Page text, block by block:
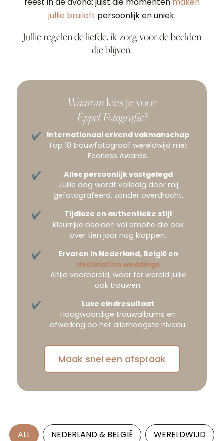
jullie bruiloft persoonlijk en uniek.
Jullie regelen de liefde, ik zorg voor de beelden
die blijven.
Waaromkies je voor
Eppel Fotografie?
Internationaal erkend vakmanschap
Top 10 trouwfotograaf wereldwijd met
Fearless Awards.
Alles persoonlijk vastgelegd
Jullie dag wordt volledig door mij
gefotografeerd, zonder overdracht.
Tijdloze en authentieke stijl
Kleurrijke beelden vol emotie die ook
over tien jaar nog kloppen.
Ervaren in Nederland, België en
destination weddings
Altijd voorbereid, waar ter wereld jullie
ook trouwen.
Luxe eindresultaat
Hoogwaardige trouwalbums en
afwerking op het allerhoogste niveau.
Maak snel een afspraak
ALL NEDERLAND & BELGIË WERELDWIJD